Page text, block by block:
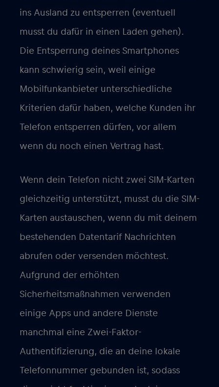
ins Ausland zu entsperren (eventuell
musst du dafür in einen Laden gehen).
Die Entsperrung deines Smartphones
kann schwierig sein, weil einige
Mobilfunkanbieter unterschiedliche
Kriterien dafür haben, welche Kunden ihr
Telefon entsperren dürfen, vor allem
wenn du noch einen Vertrag hast.
Wenn dein Telefon nicht zwei SIM-Karten
gleichzeitig unterstützt, musst du die SIM-
Karten austauschen, wenn du mit deinem
bestehenden Datentarif Nachrichten
abrufen oder versenden möchtest.
Aufgrund der erhöhten
Sicherheitsmaßnahmen verwenden
einige Apps und andere Dienste
manchmal eine Zwei-Faktor-
Authentifizierung, die an deine lokale
Telefonnummer gebunden ist, sodass